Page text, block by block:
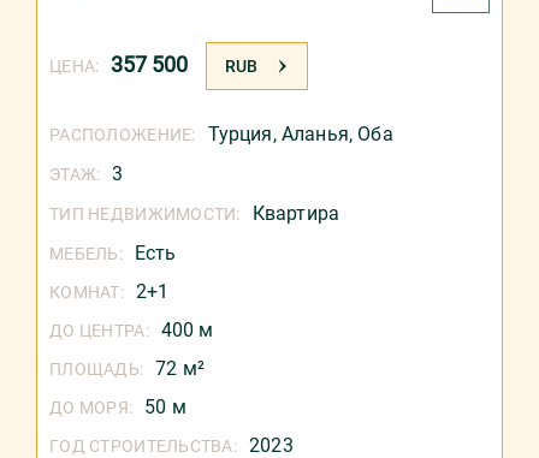
ЦЕНА: 357 500 RUB
РАСПОЛОЖЕНИЕ: Турция, Аланья, Оба
ЭТАЖ: 3
ТИП НЕДВИЖИМОСТИ: Квартира
МЕБЕЛЬ: Есть
КОМНАТ: 2+1
ДО ЦЕНТРА: 400 м
ПЛОЩАДЬ: 72 м²
ДО МОРЯ: 50 м
ГОД СТРОИТЕЛЬСТВА: 2023